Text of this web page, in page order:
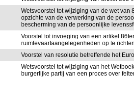
Wetsvoorstel tot wijziging van de wet
opzichte van de verwerking van de
bescherming van de persoonlijke
Voorstel tot invoeging van een artikel
ruimtevaartaangelegenheden op te
Voorstel van resolutie betreffende het
Wetsvoorstel tot wijziging van het
burgerlijke partij van een proces over